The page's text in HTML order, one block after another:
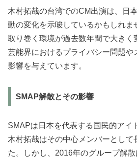
木村拓哉の台湾でのCM出演は、日
動の変化を示唆しているかもしれま
取り巻く環境が過去数年間で大きく
芸能界におけるプライバシー問題や
影響を与えています。
SMAP解散とその影響
SMAPは日本を代表する国民的アイ
木村拓哉はその中心メンバーとして
た。しかし、2016年のグループ解